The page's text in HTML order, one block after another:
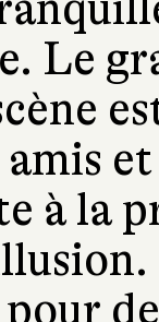
Le
à la
pour